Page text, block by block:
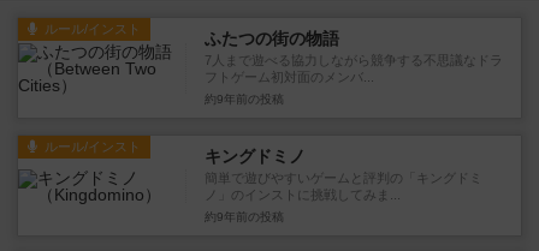
ルール/インスト ふたつの街の物語
7人まで遊べる協力しながら競争する不思議なドラ
フトゲーム初対面のメンバ...
約9年前 の投稿
ルール/インスト キングドミノ
簡単で遊びやすいゲームと評判の「キングドミ
ノ」のインストに挑戦してみま...
約9年前 の投稿